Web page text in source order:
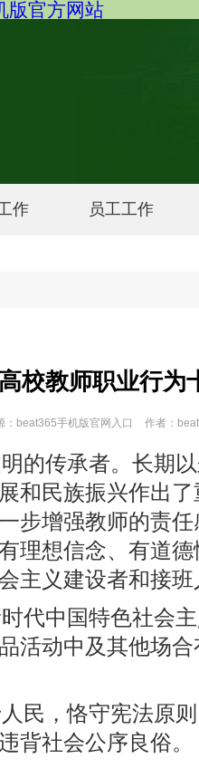
版官方网站
作 员工工作
校教师职业行为
：beat365手机版官网入口 作者：
的传承者。长期
和民族振兴作出
步增强教师的责
理想信念、有道
主义建设者和接班
代中国特色社会
活动中及其他场
民，恪守宪法原
背社会公序良俗。